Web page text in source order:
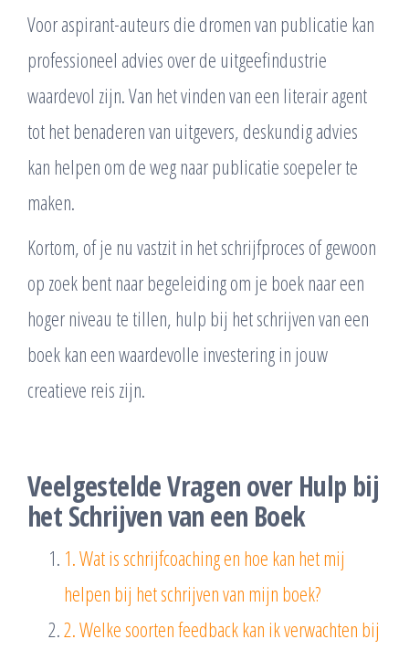
Voor aspirant-auteurs die dromen van publicatie kan
professioneel advies over de uitgeefindustrie
waardevol zijn. Van het vinden van een literair agent
tot het benaderen van uitgevers, deskundig advies
kan helpen om de weg naar publicatie soepeler te
maken.
Kortom, of je nu vastzit in het schrijfproces of gewoon
op zoek bent naar begeleiding om je boek naar een
hoger niveau te tillen, hulp bij het schrijven van een
boek kan een waardevolle investering in jouw
creatieve reis zijn.
Veelgestelde Vragen over Hulp bij
het Schrijven van een Boek
1. Wat is schrijfcoaching en hoe kan het mij
helpen bij het schrijven van mijn boek?
2. Welke soorten feedback kan ik verwachten bij